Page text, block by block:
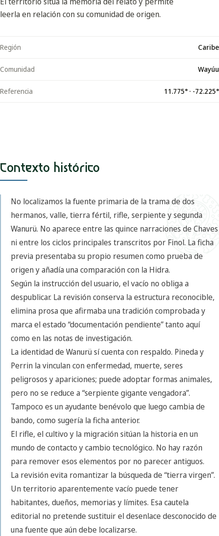
leerla en relación con su comunidad de origen.
Región Caribe
Comunidad Wayúu
Referencia 11.775° · -72.225°
Contexto histórico
No localizamos la fuente primaria de la trama de dos
hermanos, valle, tierra fértil, rifle, serpiente y segunda
Wanurü. No aparece entre las quince narraciones de Chaves
ni entre los ciclos principales transcritos por Finol. La ficha
previa presentaba su propio resumen como prueba de
origen y añadía una comparación con la Hidra.
Según la instrucción del usuario, el vacío no obliga a
despublicar. La revisión conserva la estructura reconocible,
elimina prosa que afirmaba una tradición comprobada y
marca el estado “documentación pendiente” tanto aquí
como en las notas de investigación.
La identidad de Wanurü sí cuenta con respaldo. Pineda y
Perrin la vinculan con enfermedad, muerte, seres
peligrosos y apariciones; puede adoptar formas animales,
pero no se reduce a “serpiente gigante vengadora”.
Tampoco es un ayudante benévolo que luego cambia de
bando, como sugería la ficha anterior.
El rifle, el cultivo y la migración sitúan la historia en un
mundo de contacto y cambio tecnológico. No hay razón
para remover esos elementos por no parecer antiguos.
La revisión evita romantizar la búsqueda de “tierra virgen”.
Un territorio aparentemente vacío puede tener
habitantes, dueños, memorias y límites. Esa cautela
editorial no pretende sustituir el desenlace desconocido de
una fuente que aún debe localizarse.